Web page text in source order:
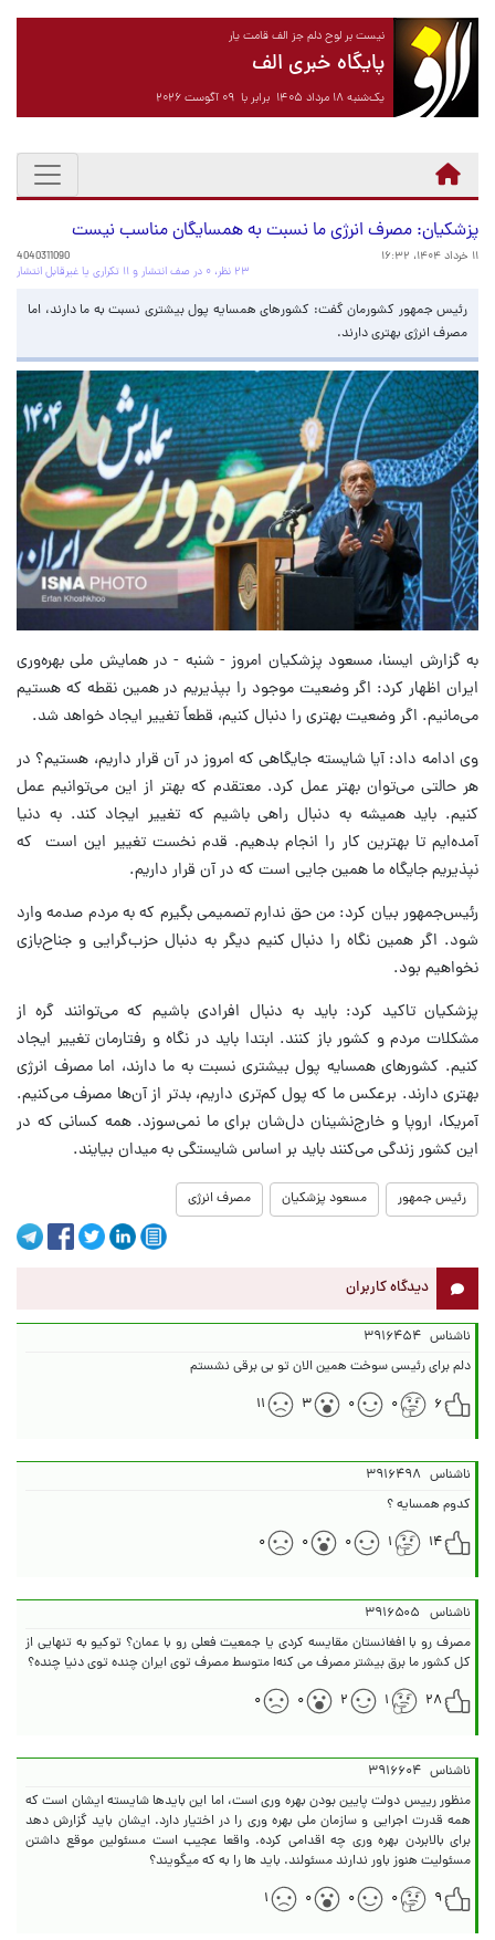
نیست بر لوح دلم جز الف قامت یار
پایگاه خبری الف
یک‌شنبه ۱۸ مرداد ۱۴۰۵ برابر با ۰۹ آگوست ۲۰۲۶
پزشکیان: مصرف انرژی ما نسبت به همسایگان مناسب نیست
۱۱ خرداد ۱۴۰۴، ۱۶:۳۲
4040311090
۲۳ نظر، ۰ در صف انتشار و ۱۱ تکراری یا غیرقابل انتشار
رئیس جمهور کشورمان گفت: کشورهای همسایه پول بیشتری نسبت به ما دارند، اما
مصرف انرژی بهتری دارند.
به گزارش ایسنا، مسعود پزشکیان امروز - شنبه - در همایش ملی بهره‌وری
ایران اظهار کرد: اگر وضعیت موجود را بپذیریم در همین نقطه که هستیم
می‌مانیم. اگر وضعیت بهتری را دنبال کنیم، قطعاً تغییر ایجاد خواهد شد.
وی ادامه داد: آیا شایسته جایگاهی که امروز در آن قرار داریم، هستیم؟ در
هر حالتی می‌توان بهتر عمل کرد. معتقدم که بهتر از این می‌توانیم عمل
کنیم. باید همیشه به دنبال راهی باشیم که تغییر ایجاد کند. به دنیا
آمده‌ایم تا بهترین کار را انجام بدهیم. قدم نخست تغییر این است که
نپذیریم جایگاه ما همین جایی است که در آن قرار داریم.
رئیس‌جمهور بیان کرد: من حق ندارم تصمیمی بگیرم که به مردم صدمه وارد
شود. اگر همین نگاه را دنبال کنیم دیگر به دنبال حزب‌گرایی و جناح‌بازی
نخواهیم بود.
پزشکیان تاکید کرد: باید به دنبال افرادی باشیم که می‌توانند گره از
مشکلات مردم و کشور باز کنند. ابتدا باید در نگاه و رفتارمان تغییر ایجاد
کنیم. کشورهای همسایه پول بیشتری نسبت به ما دارند، اما مصرف انرژی
بهتری دارند. برعکس ما که پول کم‌تری داریم، بدتر از آن‌ها مصرف می‌کنیم.
آمریکا، اروپا و خارج‌نشینان دل‌شان برای ما نمی‌سوزد. همه کسانی که در
این کشور زندگی می‌کنند باید بر اساس شایستگی به میدان بیایند.
رئيس جمهور مسعود پزشکیان مصرف انرژی
دیدگاه کاربران
ناشناس ۳۹۱۶۴۵۴
دلم برای رئیسی سوخت همین الان تو بی برقی نشستم
۶
۰ ۰ ۳ ۱۱
ناشناس ۳۹۱۶۴۹۸
کدوم همسایه ؟
۱۴
۱ ۰ ۰ ۰
ناشناس ۳۹۱۶۵۰۵
مصرف رو با افغانستان مقایسه کردی یا جمعیت فعلی رو با عمان؟ توکیو به تنهایی از
کل کشور ما برق بیشتر مصرف می کنه! متوسط مصرف توی ایران چنده توی دنیا چنده؟
۲۸
۱ ۲ ۰ ۰
ناشناس ۳۹۱۶۶۰۴
منظور رییس دولت پایین بودن بهره وری است، اما این بایدها شایسته ایشان است که
همه قدرت اجرایی و سازمان ملی بهره وری را در اختیار دارد. ایشان باید گزارش دهد
برای بالابردن بهره وری چه اقدامی کرده. واقعا عجیب است مسئولین موقع داشتن
مسئولیت هنوز باور ندارند مسئولند. باید ها را به که میگویند؟
۹
۰ ۰ ۰ ۱